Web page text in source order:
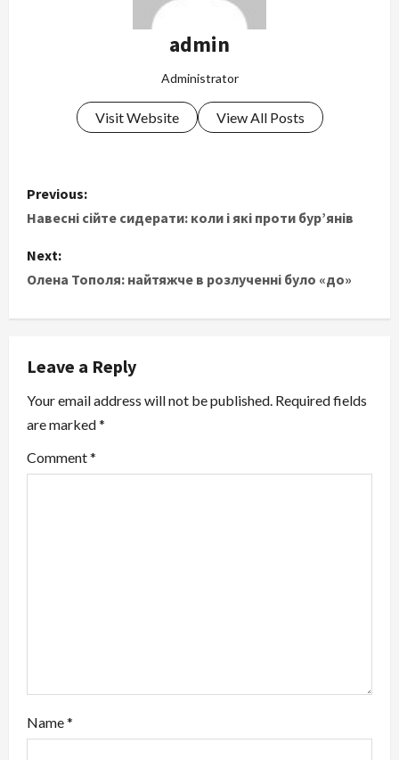
admin
Administrator
Visit Website View All Posts
P
o
s
a
v
i
g
Previous:
Навесні сійте сидерати: коли і які проти бур’янів
Next:
Олена Тополя: найтяжче в розлученні було «до»
Leave a Reply
Your email address will not be published. Required fields
are marked*
Comment*
Name*